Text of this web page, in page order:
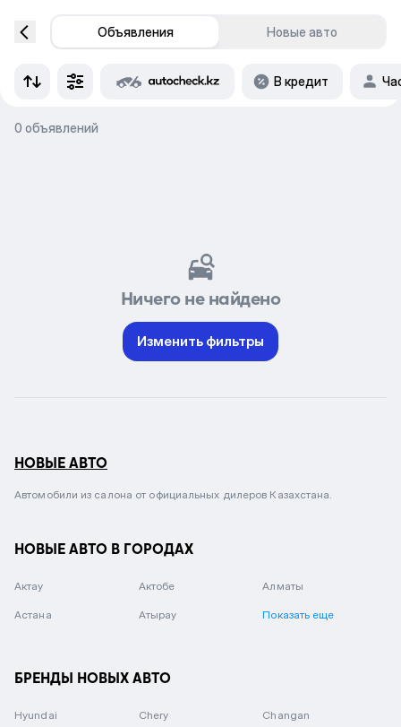
Объявления Новые авто
В кредит
0 объявлений
Ничего не найдено
Изменить фильтры
НОВЫЕ АВТО
Автомобили из салона от официальных дилеров Казахстана.
НОВЫЕ АВТО В ГОРОДАХ
Актау Актобе Алматы
Астана Атырау Показать еще
БРЕНДЫ НОВЫХ АВТО
Hyundai Chery Changan